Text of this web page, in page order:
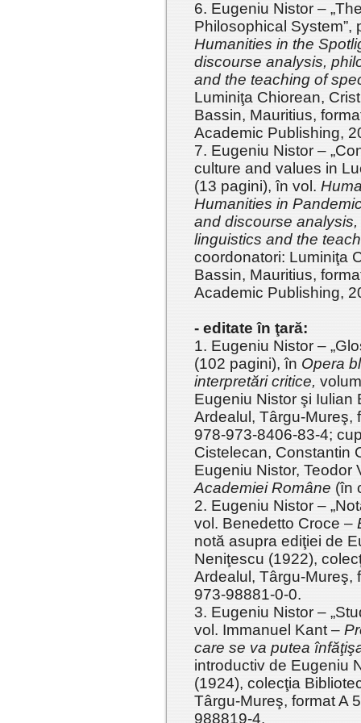
6. Eugeniu Nistor –
Philosophical System”,
Humanities in the
discourse analysis,
and the teaching of
Luminiţa Chiorean,
Bassin, Mauritius,
Academic Publishing,
7. Eugeniu Nistor –
culture and values in
(13 pagini), în vol.
Humanities in
and discourse
linguistics and the
coordonatori: Luminiţa
Bassin, Mauritius,
Academic Publishing,
- editate în ţară:
1. Eugeniu Nistor –
(102 pagini), în Opera
interpretări critice,
Eugeniu Nistor şi Iulian
Ardealul, Târgu-Mureş,
978-973-8406-83-4;
Cistelecan, Constantin
Eugeniu Nistor, Teodor
Academiei Române (în
2. Eugeniu Nistor –
vol. Benedetto Croce –
notă asupra ediţiei de
Neniţescu (1922),
Ardealul, Târgu-Mureş,
973-98881-0-0.
3. Eugeniu Nistor –
vol. Immanuel Kant –
care se va putea
introductiv de Eugeniu
(1924), colecţia
Târgu-Mureş, format A
988819-4.